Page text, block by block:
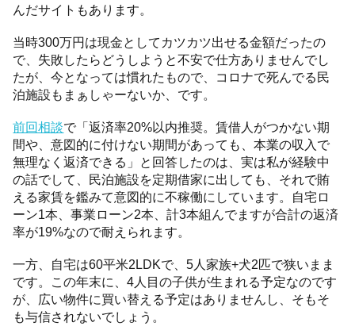
んだサイトもあります。
当時300万円は現金としてカツカツ出せる金額だったの
で、失敗したらどうしようと不安で仕方ありませんでし
たが、今となっては慣れたもので、コロナで死んでる民
泊施設もまぁしゃーないか、です。
前回相談で「返済率20%以内推奨。賃借人がつかない期
間や、意図的に付けない期間があっても、本業の収入で
無理なく返済できる」と回答したのは、実は私が経験中
の話でして、民泊施設を定期借家に出しても、それで賄
える家賃を鑑みて意図的に不稼働にしています。自宅ロ
ーン1本、事業ローン2本、計3本組んでますが合計の返済
率が19%なので耐えられます。
一方、自宅は60平米2LDKで、5人家族+犬2匹で狭いまま
です。この年末に、4人目の子供が生まれる予定なのです
が、広い物件に買い替える予定はありませんし、そもそ
も与信されないでしょう。